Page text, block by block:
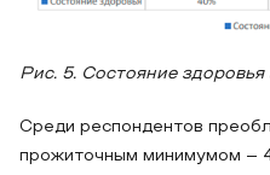
Рис. 5. Состояние здоровья
Среди респондентов
прожиточным минимумом –